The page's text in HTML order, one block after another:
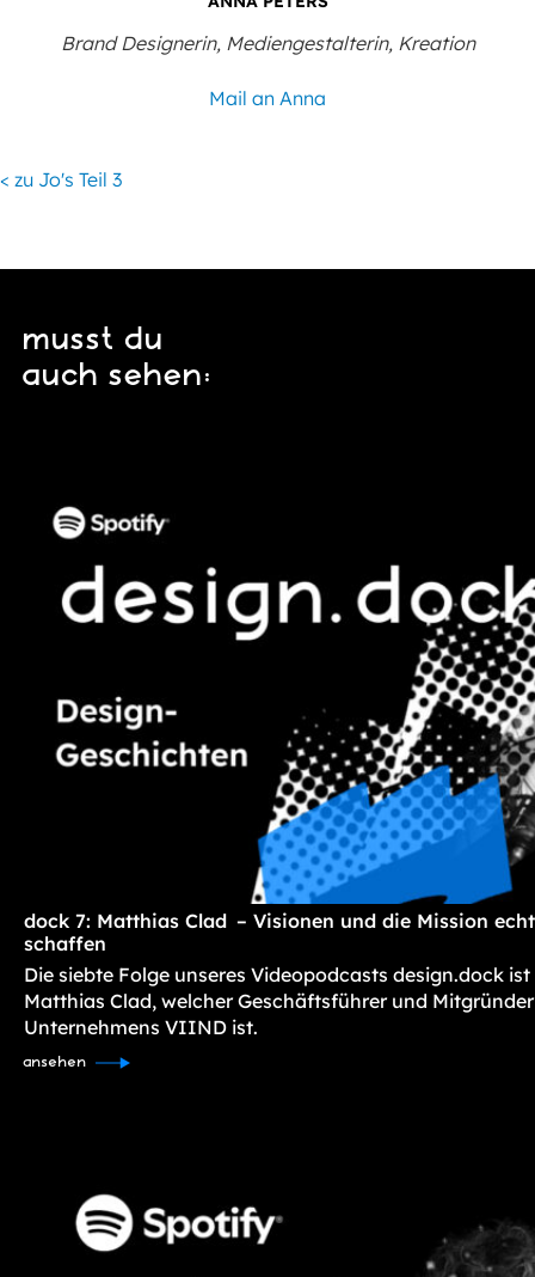
Brand Designerin, Mediengestalterin, Kreation
Mail an Anna
< zu Jo's Teil 3
musst du
auch sehen:
dock 7: Matthias Clad – Visionen und die Mission
schaffen
Die siebte Folge unseres Videopodcasts design.dock
Matthias Clad, welcher Geschäftsführer und
Unternehmens VIIND ist.
ansehen